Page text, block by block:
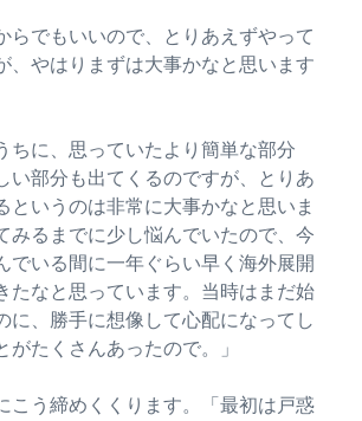
らでもいいので、とりあえずやって
、やはりまずは大事かなと思います
ちに、思っていたより簡単な部分
い部分も出てくるのですが、とりあ
というのは非常に大事かなと思いま
みるまでに少し悩んでいたので、今
でいる間に一年ぐらい早く海外展開
たなと思っています。当時はまだ始
に、勝手に想像して心配になってし
がたくさんあったので。」
こう締めくくります。「最初は戸惑